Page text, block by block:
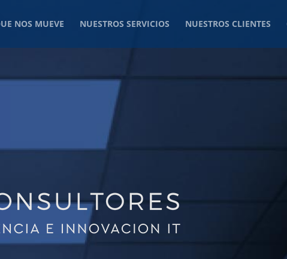
NOS MUEVE NUESTROS SERVICIOS NUESTROS CLIENTES